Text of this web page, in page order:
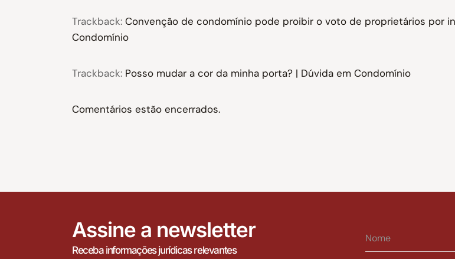
Trackback: Convenção de condomínio pode proibir o voto de proprietários por
Condomínio
Trackback: Posso mudar a cor da minha porta? | Dúvida em Condomínio
Comentários estão encerrados.
Assine a newsletter
Receba informações jurídicas relevantes